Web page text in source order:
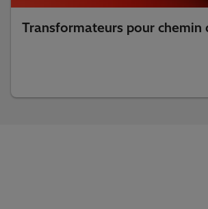
Transformateurs pour chemin